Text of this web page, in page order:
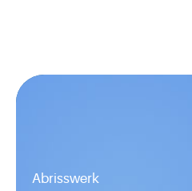
Abrisswerk